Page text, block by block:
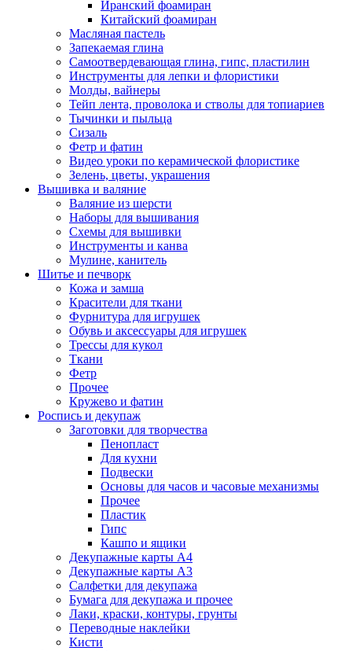
Иранский фоамиран
Китайский фоамиран
Масляная пастель
Запекаемая глина
Самоотвердевающая глина, гипс, пластилин
Инструменты для лепки и флористики
Молды, вайнеры
Тейп лента, проволока и стволы для топиариев
Тычинки и пыльца
Сизаль
Фетр и фатин
Видео уроки по керамической флористике
Зелень, цветы, украшения
Вышивка и валяние
Валяние из шерсти
Наборы для вышивания
Схемы для вышивки
Инструменты и канва
Мулине, канитель
Шитье и печворк
Кожа и замша
Красители для ткани
Фурнитура для игрушек
Обувь и аксессуары для игрушек
Трессы для кукол
Ткани
Фетр
Прочее
Кружево и фатин
Роспись и декупаж
Заготовки для творчества
Пенопласт
Для кухни
Подвески
Основы для часов и часовые механизмы
Прочее
Пластик
Гипс
Кашпо и ящики
Декупажные карты А4
Декупажные карты А3
Салфетки для декупажа
Бумага для декупажа и прочее
Лаки, краски, контуры, грунты
Переводные наклейки
Кисти